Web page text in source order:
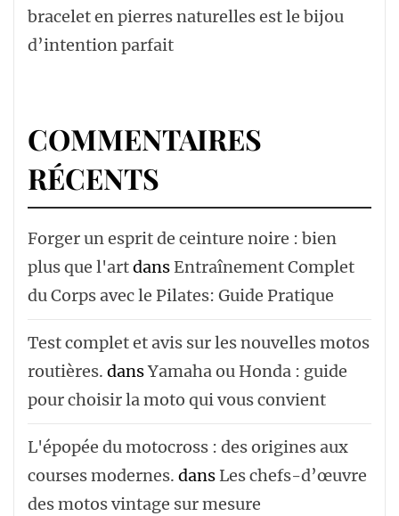
bracelet en pierres naturelles est le bijou
d’intention parfait
COMMENTAIRES
RÉCENTS
Forger un esprit de ceinture noire : bien
plus que l'artdansEntraînement Complet
du Corps avec le Pilates: Guide Pratique
Test complet et avis sur les nouvelles motos
routières. dansYamaha ou Honda : guide
pour choisir la moto qui vous convient
L'épopée du motocross : des origines aux
courses modernes. dans Les chefs-d’œuvre
des motos vintage sur mesure